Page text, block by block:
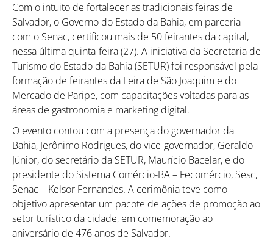
Com o intuito de fortalecer as tradicionais feiras de
Salvador, o Governo do Estado da Bahia, em parceria
com o Senac, certificou mais de 50 feirantes da capital,
nessa última quinta-feira (27). A iniciativa da Secretaria de
Turismo do Estado da Bahia (SETUR) foi responsável pela
formação de feirantes da Feira de São Joaquim e do
Mercado de Paripe, com capacitações voltadas para as
áreas de gastronomia e marketing digital.
O evento contou com a presença do governador da
Bahia, Jerônimo Rodrigues, do vice-governador, Geraldo
Júnior, do secretário da SETUR, Maurício Bacelar, e do
presidente do Sistema Comércio-BA – Fecomércio, Sesc,
Senac – Kelsor Fernandes. A cerimônia teve como
objetivo apresentar um pacote de ações de promoção ao
setor turístico da cidade, em comemoração ao
aniversário de 476 anos de Salvador.